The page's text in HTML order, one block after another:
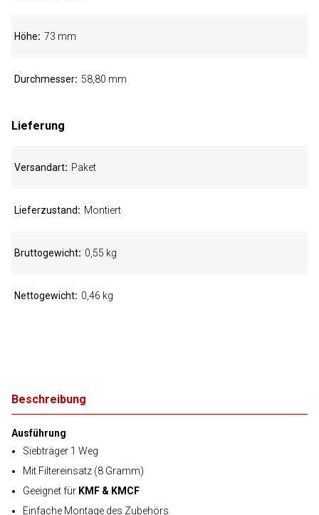
Beschreibung
Ausführung
Siebträger 1 Weg
Mit Filtereinsatz (8 Gramm)
Geeignet für KMF & KMCF
Einfache Montage des Zubehörs
Höhe 73 mm
Durchmesser 58,80 mm
Lieferung
Versandart Paket
Lieferzustand Montiert
Bruttogewicht 0,55 kg
Nettogewicht 0,46 kg